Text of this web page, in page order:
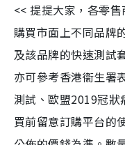
<< 提提大家，各零
購買市面上不同品牌
及該品牌的快速測試
亦可參考香港衞生署
測試、歐盟2019冠狀
買前留意訂購平台的